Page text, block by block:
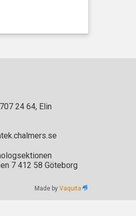
24 64, Elin
7 412 58 Göteborg
Made byVaquita